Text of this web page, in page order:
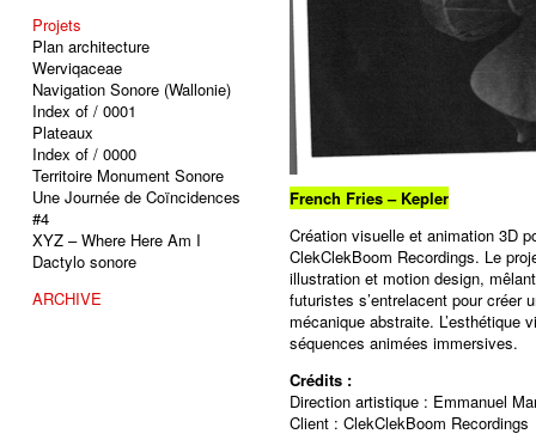
Projets
Plan architecture
Werviqaceae
Navigation Sonore (Wallonie)
Index of / 0001
Plateaux
Index of / 0000
Territoire Monument Sonore
Une Journée de Coïncidences
#4
XYZ – Where Here Am I
Dactylo sonore
ARCHIVE
French Fries – Kepler
Création visuelle et animation 3D
ClekClekBoom Recordings. Le
illustration et motion design,
futuristes s’entrelacent pour créer
mécanique abstraite. L’esthétique
séquences animées immersives.
Crédits :
Direction artistique : Emmanuel
Client : ClekClekBoom Recordings